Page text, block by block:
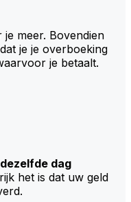
meer. Bovendien
je je overboeking
je betaalt.
dezelfde dag
het is dat uw geld